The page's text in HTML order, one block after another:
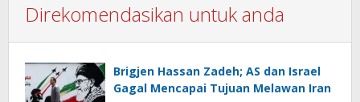
Direkomendasikan untuk anda
Brigjen Hassan Zadeh; AS dan Israel
Gagal Mencapai Tujuan Melawan Iran